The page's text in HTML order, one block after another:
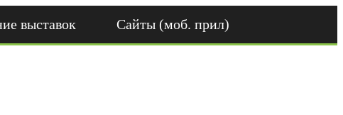
выставок Сайты (моб. прил)